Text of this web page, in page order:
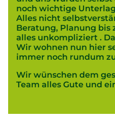
noch wichtige
Alles nicht
Beratung, Planung bis
alles unkompliziert .
Wir wohnen nun hier
immer noch rundum
Wir wünschen dem
Team alles Gute und